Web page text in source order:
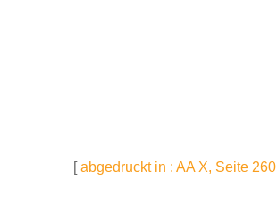
[abgedruckt in : AA X, Seite 260